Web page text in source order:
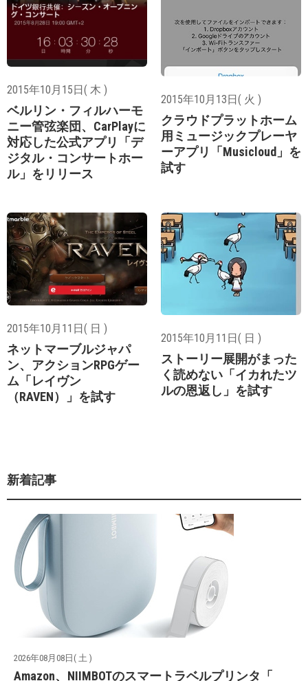
2015年10月15日( 木 )
ベルリン・フィルハーモ
ニー管弦楽団、CarPlayに
対応した公式アプリ「デ
ジタル・コンサートホー
ル」をリリース
2015年10月13日( 火 )
クラウドプラットホーム
用ミュージックプレーヤ
ーアプリ「Musicloud」を
試す
2015年10月11日( 日 )
ネットマーブルジャパ
ン、アクションRPGゲー
ム「レイヴン
（RAVEN）」を試す
2015年10月11日( 日 )
ストーリー展開がまった
く読めない「イカれたツ
ルの恩返し」を試す
新着記事
2026年08月08日( 土 )
Amazon、NIIMBOTのスマートラベルプリンタ「